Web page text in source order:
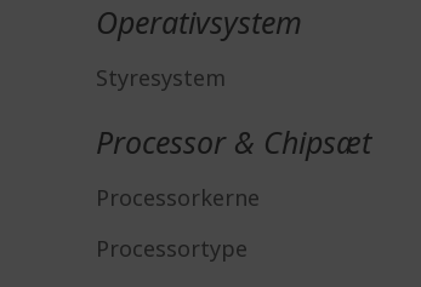
Operativsystem
Styresystem
Processor & Chipsæt
Processorkerne
Processortype